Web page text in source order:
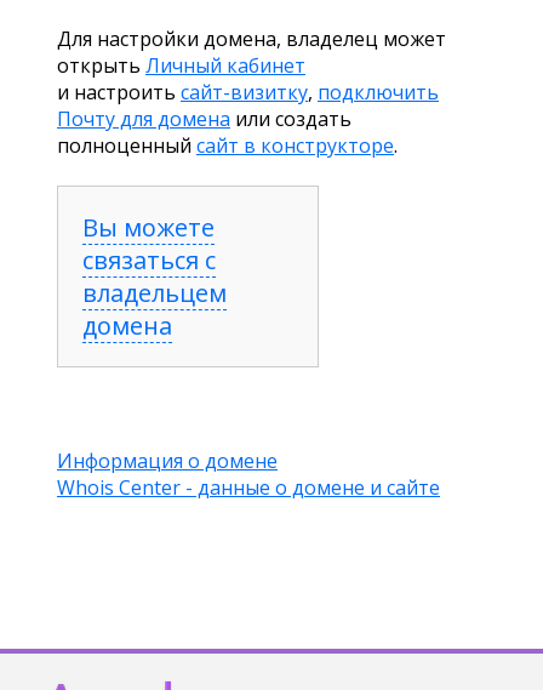
Для настройки домена, владелец может
открыть Личный кабинет
и настроить сайт-визитку, подключить
Почту для домена или создать
полноценный сайт в конструкторе.
Вы можете
связаться с
владельцем
домена
Информация о домене
Whois Center - данные о домене и сайте